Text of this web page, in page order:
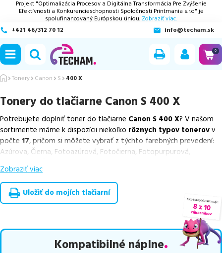
Projekt "Optimalizácia Procesov a Digitálna Transformácia Pre Zvýšenie
Efektívnosti a Konkurencieschopnosti Spoločnosti Printmania s.r.o" je
spolufinancovaný Európskou úniou. Zobraziť viac.
+421 46/312 70 12
info@techam.sk
0
Tonery Canon S 400 X
Tonery do tlačiarne Canon S 400 X
Potrebujete doplniť toner do tlačiarne Canon S 400 X? V našom
sortimente máme k dispozícii niekoľko rôznych typov tonerovv
počte 17, pričom si môžete vybrať z týchto farebných prevedení:
Azúrova, Čierna, Fotoazúrová, Fotočierna, Fotopurpurová,
Z uvedeného množstva dostupných náplní
náplnev počte 4ks, ako ajcenovo výhodnejšie alternatívy,
ktoré plne zachovávajú kvalitu tlače
. Súčasťou tejto ponuky sú
, medzi ktoré patríšpičková
Celá táto certifikovaná ponuka, spĺňajúca normy ISO 9001 a 14001,
Zobraziť viac
Uložiť do mojích tlačiarní
Kompatibilné náplne